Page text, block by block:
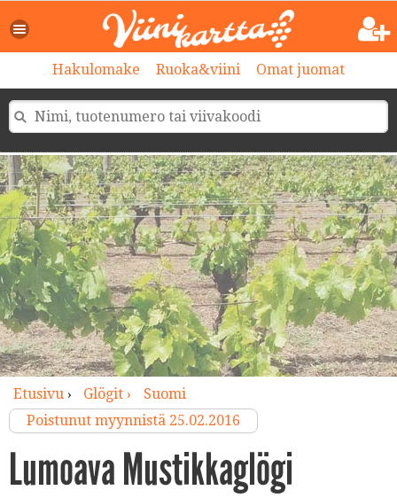
Hakulomake Ruoka&viini Omat juomat
Etusivu› Glögit ›
Suomi
Poistunut myynnistä 25.02.2016
Lumoava Mustikkaglögi